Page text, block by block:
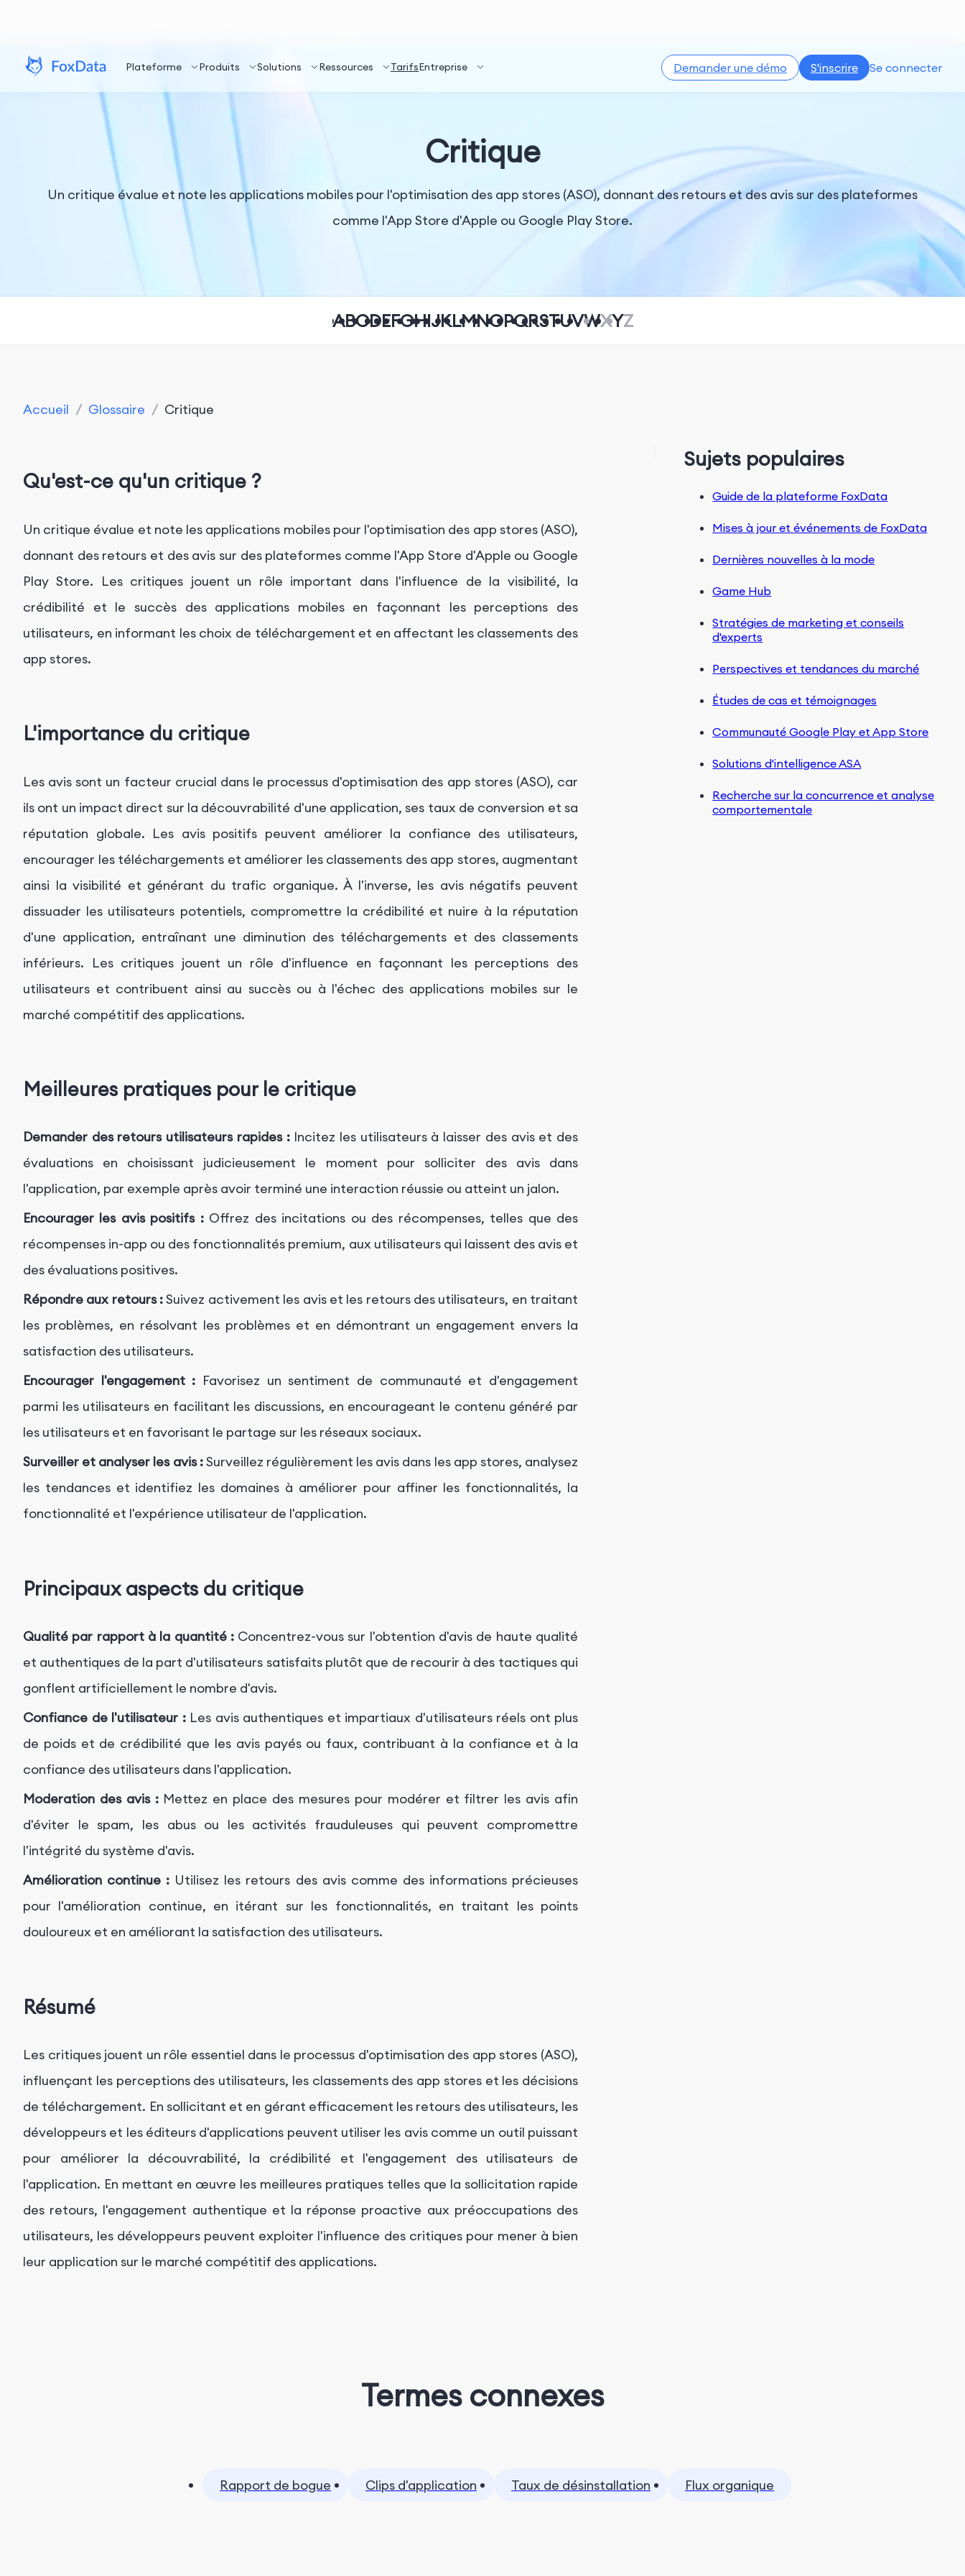
Plateforme Produits Solutions Ressources TarifsEntreprise Demander une démo S'inscrire Se connecter
Critique
Un critique évalue et note les applications mobiles pour l'optimisation des app stores (ASO), donnant des retours et des avis sur des plateformes
comme l'App Store d'Apple ou Google Play Store.
ABCDEFGHIJKLMNOPQRSTUVWXYZ
Accueil / Glossaire / Critique
Qu'est-ce qu'un critique ?
Un critique évalue et note les applications mobiles pour l'optimisation des app stores (ASO),
donnant des retours et des avis sur des plateformes comme l'App Store d'Apple ou Google
Play Store. Les critiques jouent un rôle important dans l'influence de la visibilité, la
crédibilité et le succès des applications mobiles en façonnant les perceptions des
utilisateurs, en informant les choix de téléchargement et en affectant les classements des
app stores.
L'importance du critique
Les avis sont un facteur crucial dans le processus d'optimisation des app stores (ASO), car
ils ont un impact direct sur la découvrabilité d'une application, ses taux de conversion et sa
réputation globale. Les avis positifs peuvent améliorer la confiance des utilisateurs,
encourager les téléchargements et améliorer les classements des app stores, augmentant
ainsi la visibilité et générant du trafic organique. À l'inverse, les avis négatifs peuvent
dissuader les utilisateurs potentiels, compromettre la crédibilité et nuire à la réputation
d'une application, entraînant une diminution des téléchargements et des classements
inférieurs. Les critiques jouent un rôle d'influence en façonnant les perceptions des
utilisateurs et contribuent ainsi au succès ou à l'échec des applications mobiles sur le
marché compétitif des applications.
Meilleures pratiques pour le critique
Demander des retours utilisateurs rapides :Incitez les utilisateurs à laisser des avis et des
évaluations en choisissant judicieusement le moment pour solliciter des avis dans
l'application, par exemple après avoir terminé une interaction réussie ou atteint un jalon.
Encourager les avis positifs :Offrez des incitations ou des récompenses, telles que des
récompenses in-app ou des fonctionnalités premium, aux utilisateurs qui laissent des avis et
des évaluations positives.
Répondre aux retours :Suivez activement les avis et les retours des utilisateurs, en traitant
les problèmes, en résolvant les problèmes et en démontrant un engagement envers la
satisfaction des utilisateurs.
Encourager l'engagement : Favorisez un sentiment de communauté et d'engagement
parmi les utilisateurs en facilitant les discussions, en encourageant le contenu généré par
les utilisateurs et en favorisant le partage sur les réseaux sociaux.
Surveiller et analyser les avis :Surveillez régulièrement les avis dans les app stores, analysez
les tendances et identifiez les domaines à améliorer pour affiner les fonctionnalités, la
fonctionnalité et l'expérience utilisateur de l'application.
Principaux aspects du critique
Qualité par rapport à la quantité :Concentrez-vous sur l'obtention d'avis de haute qualité
et authentiques de la part d'utilisateurs satisfaits plutôt que de recourir à des tactiques qui
gonflent artificiellement le nombre d'avis.
Confiance de l'utilisateur :Les avis authentiques et impartiaux d'utilisateurs réels ont plus
de poids et de crédibilité que les avis payés ou faux, contribuant à la confiance et à la
confiance des utilisateurs dans l'application.
Moderation des avis :Mettez en place des mesures pour modérer et filtrer les avis afin
d'éviter le spam, les abus ou les activités frauduleuses qui peuvent compromettre
l'intégrité du système d'avis.
Amélioration continue : Utilisez les retours des avis comme des informations précieuses
pour l'amélioration continue, en itérant sur les fonctionnalités, en traitant les points
douloureux et en améliorant la satisfaction des utilisateurs.
Résumé
Les critiques jouent un rôle essentiel dans le processus d'optimisation des app stores (ASO),
influençant les perceptions des utilisateurs, les classements des app stores et les décisions
de téléchargement. En sollicitant et en gérant efficacement les retours des utilisateurs, les
développeurs et les éditeurs d'applications peuvent utiliser les avis comme un outil puissant
pour améliorer la découvrabilité, la crédibilité et l'engagement des utilisateurs de
l'application. En mettant en œuvre les meilleures pratiques telles que la sollicitation rapide
des retours, l'engagement authentique et la réponse proactive aux préoccupations des
utilisateurs, les développeurs peuvent exploiter l'influence des critiques pour mener à bien
leur application sur le marché compétitif des applications.
Sujets populaires
Guide de la plateforme FoxData
Mises à jour et événements de FoxData
Dernières nouvelles à la mode
Game Hub
Stratégies de marketing et conseils
d'experts
Perspectives et tendances du marché
Études de cas et témoignages
Communauté Google Play et App Store
Solutions d'intelligence ASA
Recherche sur la concurrence et analyse
comportementale
Termes connexes
Rapport de bogue Clips d'application Taux de désinstallation Flux organique